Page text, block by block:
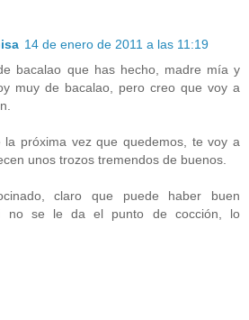
14 de enero de 2011 a las 11:19
bacalao que has hecho, madre mía y
muy de bacalao, pero creo que voy a
la próxima vez que quedemos, te voy a
unos trozos tremendos de buenos.
claro que puede haber buen
no se le da el punto de cocción, lo